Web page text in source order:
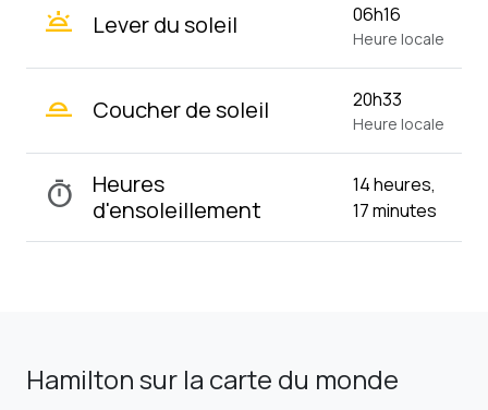
wb_twilight Lever du soleil 06h16
Heure locale
wb_twilight_2 Coucher de soleil 20h33
Heure locale
timer
Heures
d'ensoleillement
14 heures,
17 minutes
Hamilton sur la carte du monde